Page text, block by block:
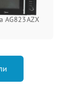
AG823AZX